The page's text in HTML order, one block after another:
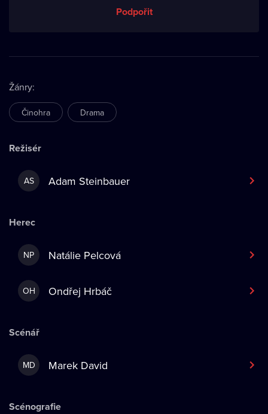
Podpořit
Žánry:
Činohra Drama
Režisér
AS Adam Steinbauer
Herec
NP Natálie Pelcová
OH Ondřej Hrbáč
Scénář
MD Marek David
Scénografie